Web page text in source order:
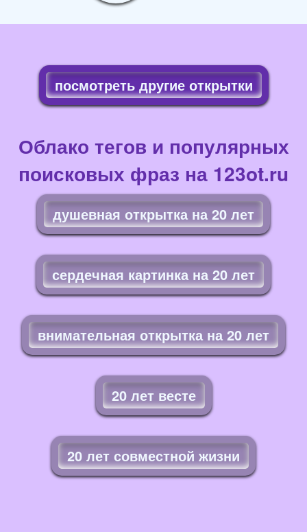
посмотреть другие открытки
Облако тегов и популярных
поисковых фраз на 123ot.ru
душевная открытка на 20 лет
сердечная картинка на 20 лет
внимательная открытка на 20 лет
20 лет весте
20 лет совместной жизни